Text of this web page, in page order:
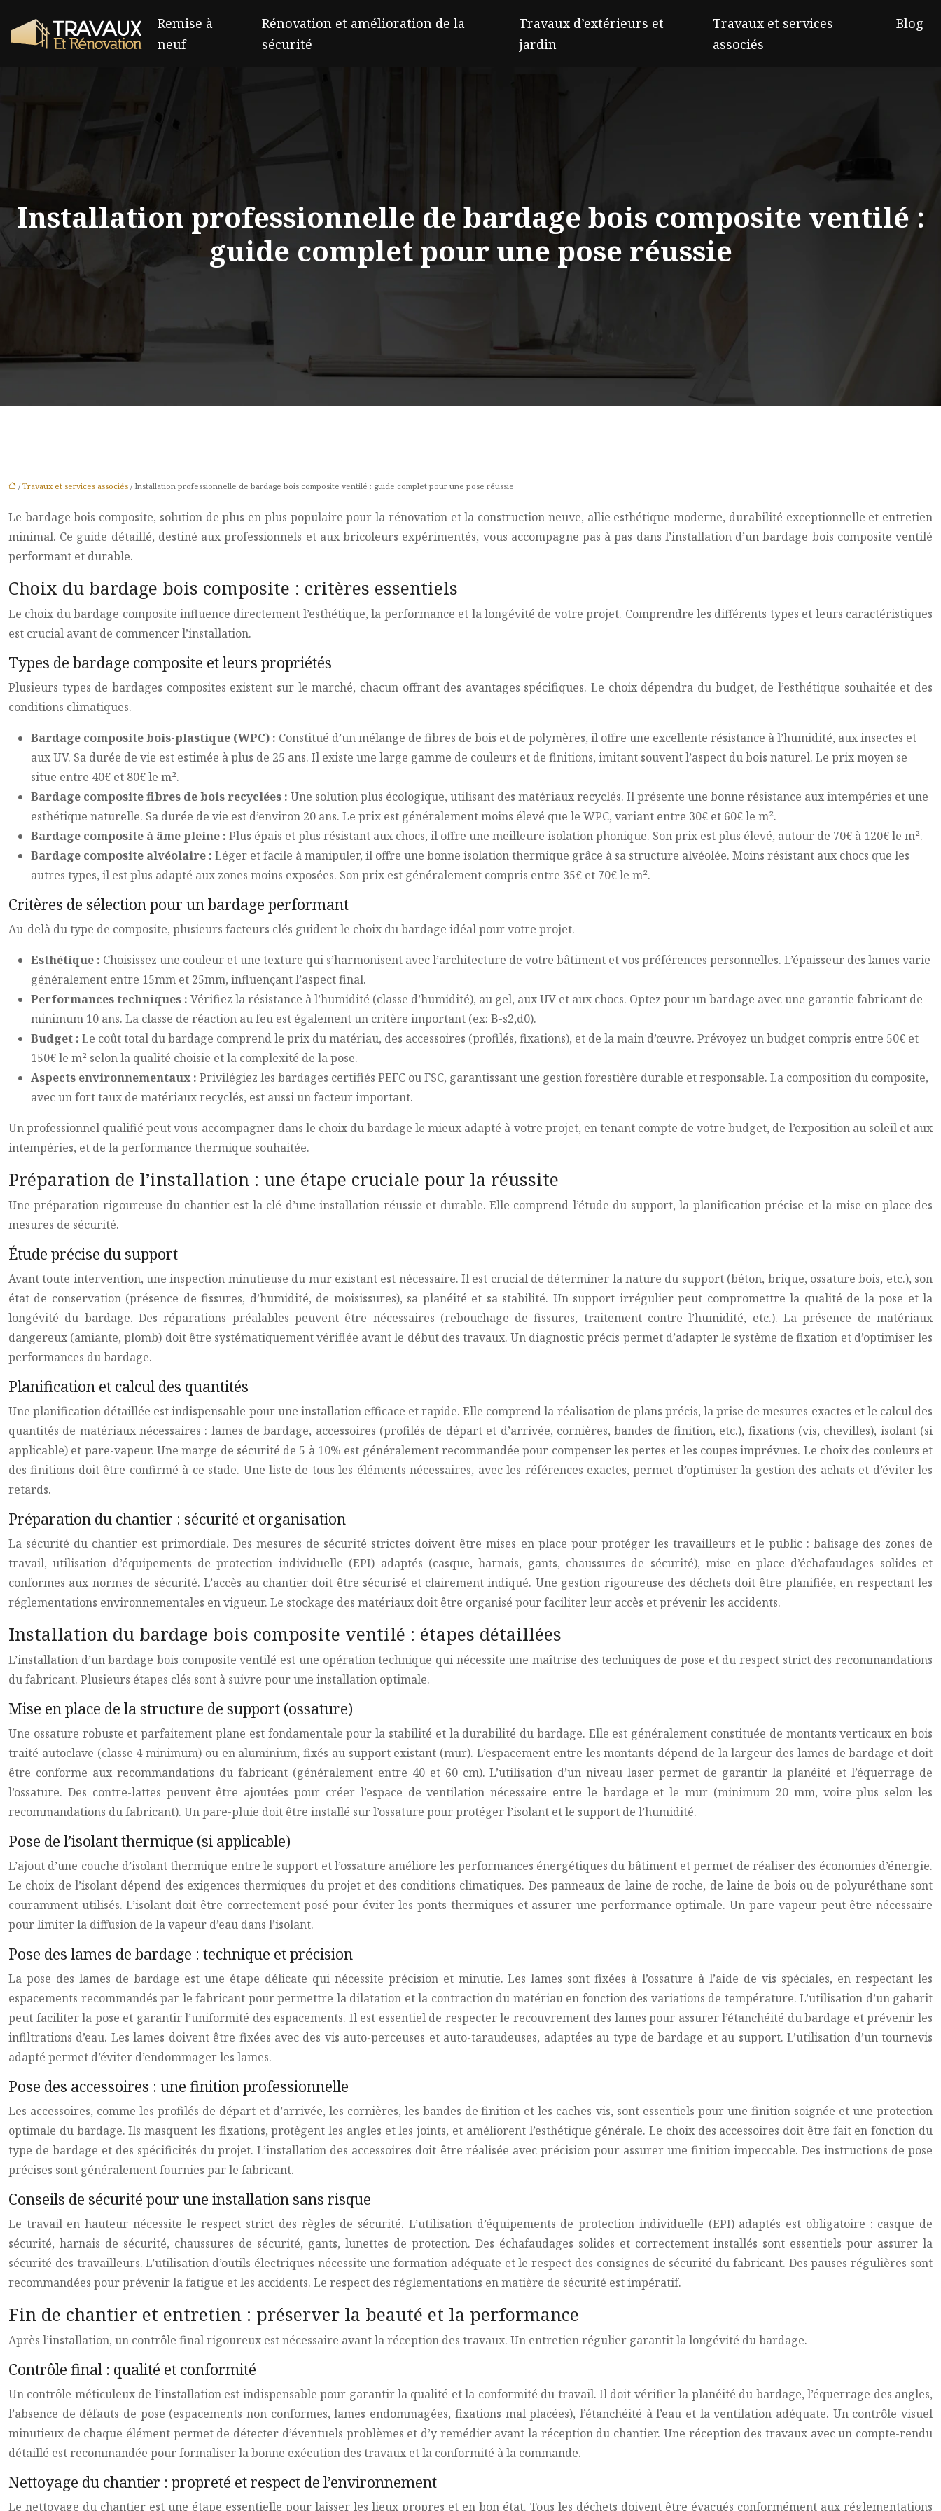
Remise à
neuf
Rénovation et amélioration de la
sécurité
Travaux d’extérieurs et
jardin
Travaux et services
associés
Blog
Installation professionnelle de bardage bois composite ventilé :
guide complet pour une pose réussie
/ Travaux et services associés / Installation professionnelle de bardage bois composite ventilé : guide complet pour une pose réussie
Le bardage bois composite, solution de plus en plus populaire pour la rénovation et la construction neuve, allie esthétique moderne, durabilité exceptionnelle et entretien
minimal. Ce guide détaillé, destiné aux professionnels et aux bricoleurs expérimentés, vous accompagne pas à pas dans l’installation d’un bardage bois composite ventilé
performant et durable.
Choix du bardage bois composite : critères essentiels
Le choix du bardage composite influence directement l’esthétique, la performance et la longévité de votre projet. Comprendre les différents types et leurs caractéristiques
est crucial avant de commencer l’installation.
Types de bardage composite et leurs propriétés
Plusieurs types de bardages composites existent sur le marché, chacun offrant des avantages spécifiques. Le choix dépendra du budget, de l’esthétique souhaitée et des
conditions climatiques.
Bardage composite bois-plastique (WPC) : Constitué d’un mélange de fibres de bois et de polymères, il offre une excellente résistance à l’humidité, aux insectes et
aux UV. Sa durée de vie est estimée à plus de 25 ans. Il existe une large gamme de couleurs et de finitions, imitant souvent l’aspect du bois naturel. Le prix moyen se
situe entre 40€ et 80€ le m².
Bardage composite fibres de bois recyclées : Une solution plus écologique, utilisant des matériaux recyclés. Il présente une bonne résistance aux intempéries et une
esthétique naturelle. Sa durée de vie est d’environ 20 ans. Le prix est généralement moins élevé que le WPC, variant entre 30€ et 60€ le m².
Bardage composite à âme pleine : Plus épais et plus résistant aux chocs, il offre une meilleure isolation phonique. Son prix est plus élevé, autour de 70€ à 120€ le m².
Bardage composite alvéolaire : Léger et facile à manipuler, il offre une bonne isolation thermique grâce à sa structure alvéolée. Moins résistant aux chocs que les
autres types, il est plus adapté aux zones moins exposées. Son prix est généralement compris entre 35€ et 70€ le m².
Critères de sélection pour un bardage performant
Au-delà du type de composite, plusieurs facteurs clés guident le choix du bardage idéal pour votre projet.
Esthétique : Choisissez une couleur et une texture qui s’harmonisent avec l’architecture de votre bâtiment et vos préférences personnelles. L’épaisseur des lames varie
généralement entre 15mm et 25mm, influençant l’aspect final.
Performances techniques : Vérifiez la résistance à l’humidité (classe d’humidité), au gel, aux UV et aux chocs. Optez pour un bardage avec une garantie fabricant de
minimum 10 ans. La classe de réaction au feu est également un critère important (ex: B-s2,d0).
Budget : Le coût total du bardage comprend le prix du matériau, des accessoires (profilés, fixations), et de la main d’œuvre. Prévoyez un budget compris entre 50€ et
150€ le m² selon la qualité choisie et la complexité de la pose.
Aspects environnementaux : Privilégiez les bardages certifiés PEFC ou FSC, garantissant une gestion forestière durable et responsable. La composition du composite,
avec un fort taux de matériaux recyclés, est aussi un facteur important.
Un professionnel qualifié peut vous accompagner dans le choix du bardage le mieux adapté à votre projet, en tenant compte de votre budget, de l’exposition au soleil et aux
intempéries, et de la performance thermique souhaitée.
Préparation de l’installation : une étape cruciale pour la réussite
Une préparation rigoureuse du chantier est la clé d’une installation réussie et durable. Elle comprend l’étude du support, la planification précise et la mise en place des
mesures de sécurité.
Étude précise du support
Avant toute intervention, une inspection minutieuse du mur existant est nécessaire. Il est crucial de déterminer la nature du support (béton, brique, ossature bois, etc.), son
état de conservation (présence de fissures, d’humidité, de moisissures), sa planéité et sa stabilité. Un support irrégulier peut compromettre la qualité de la pose et la
longévité du bardage. Des réparations préalables peuvent être nécessaires (rebouchage de fissures, traitement contre l’humidité, etc.). La présence de matériaux
dangereux (amiante, plomb) doit être systématiquement vérifiée avant le début des travaux. Un diagnostic précis permet d’adapter le système de fixation et d’optimiser les
performances du bardage.
Planification et calcul des quantités
Une planification détaillée est indispensable pour une installation efficace et rapide. Elle comprend la réalisation de plans précis, la prise de mesures exactes et le calcul des
quantités de matériaux nécessaires : lames de bardage, accessoires (profilés de départ et d’arrivée, cornières, bandes de finition, etc.), fixations (vis, chevilles), isolant (si
applicable) et pare-vapeur. Une marge de sécurité de 5 à 10% est généralement recommandée pour compenser les pertes et les coupes imprévues. Le choix des couleurs et
des finitions doit être confirmé à ce stade. Une liste de tous les éléments nécessaires, avec les références exactes, permet d’optimiser la gestion des achats et d’éviter les
retards.
Préparation du chantier : sécurité et organisation
La sécurité du chantier est primordiale. Des mesures de sécurité strictes doivent être mises en place pour protéger les travailleurs et le public : balisage des zones de
travail, utilisation d’équipements de protection individuelle (EPI) adaptés (casque, harnais, gants, chaussures de sécurité), mise en place d’échafaudages solides et
conformes aux normes de sécurité. L’accès au chantier doit être sécurisé et clairement indiqué. Une gestion rigoureuse des déchets doit être planifiée, en respectant les
réglementations environnementales en vigueur. Le stockage des matériaux doit être organisé pour faciliter leur accès et prévenir les accidents.
Installation du bardage bois composite ventilé : étapes détaillées
L’installation d’un bardage bois composite ventilé est une opération technique qui nécessite une maîtrise des techniques de pose et du respect strict des recommandations
du fabricant. Plusieurs étapes clés sont à suivre pour une installation optimale.
Mise en place de la structure de support (ossature)
Une ossature robuste et parfaitement plane est fondamentale pour la stabilité et la durabilité du bardage. Elle est généralement constituée de montants verticaux en bois
traité autoclave (classe 4 minimum) ou en aluminium, fixés au support existant (mur). L’espacement entre les montants dépend de la largeur des lames de bardage et doit
être conforme aux recommandations du fabricant (généralement entre 40 et 60 cm). L’utilisation d’un niveau laser permet de garantir la planéité et l’équerrage de
l’ossature. Des contre-lattes peuvent être ajoutées pour créer l’espace de ventilation nécessaire entre le bardage et le mur (minimum 20 mm, voire plus selon les
recommandations du fabricant). Un pare-pluie doit être installé sur l’ossature pour protéger l’isolant et le support de l’humidité.
Pose de l’isolant thermique (si applicable)
L’ajout d’une couche d’isolant thermique entre le support et l’ossature améliore les performances énergétiques du bâtiment et permet de réaliser des économies d’énergie.
Le choix de l’isolant dépend des exigences thermiques du projet et des conditions climatiques. Des panneaux de laine de roche, de laine de bois ou de polyuréthane sont
couramment utilisés. L’isolant doit être correctement posé pour éviter les ponts thermiques et assurer une performance optimale. Un pare-vapeur peut être nécessaire
pour limiter la diffusion de la vapeur d’eau dans l’isolant.
Pose des lames de bardage : technique et précision
La pose des lames de bardage est une étape délicate qui nécessite précision et minutie. Les lames sont fixées à l’ossature à l’aide de vis spéciales, en respectant les
espacements recommandés par le fabricant pour permettre la dilatation et la contraction du matériau en fonction des variations de température. L’utilisation d’un gabarit
peut faciliter la pose et garantir l’uniformité des espacements. Il est essentiel de respecter le recouvrement des lames pour assurer l’étanchéité du bardage et prévenir les
infiltrations d’eau. Les lames doivent être fixées avec des vis auto-perceuses et auto-taraudeuses, adaptées au type de bardage et au support. L’utilisation d’un tournevis
adapté permet d’éviter d’endommager les lames.
Pose des accessoires : une finition professionnelle
Les accessoires, comme les profilés de départ et d’arrivée, les cornières, les bandes de finition et les caches-vis, sont essentiels pour une finition soignée et une protection
optimale du bardage. Ils masquent les fixations, protègent les angles et les joints, et améliorent l’esthétique générale. Le choix des accessoires doit être fait en fonction du
type de bardage et des spécificités du projet. L’installation des accessoires doit être réalisée avec précision pour assurer une finition impeccable. Des instructions de pose
précises sont généralement fournies par le fabricant.
Conseils de sécurité pour une installation sans risque
Le travail en hauteur nécessite le respect strict des règles de sécurité. L’utilisation d’équipements de protection individuelle (EPI) adaptés est obligatoire : casque de
sécurité, harnais de sécurité, chaussures de sécurité, gants, lunettes de protection. Des échafaudages solides et correctement installés sont essentiels pour assurer la
sécurité des travailleurs. L’utilisation d’outils électriques nécessite une formation adéquate et le respect des consignes de sécurité du fabricant. Des pauses régulières sont
recommandées pour prévenir la fatigue et les accidents. Le respect des réglementations en matière de sécurité est impératif.
Fin de chantier et entretien : préserver la beauté et la performance
Après l’installation, un contrôle final rigoureux est nécessaire avant la réception des travaux. Un entretien régulier garantit la longévité du bardage.
Contrôle final : qualité et conformité
Un contrôle méticuleux de l’installation est indispensable pour garantir la qualité et la conformité du travail. Il doit vérifier la planéité du bardage, l’équerrage des angles,
l’absence de défauts de pose (espacements non conformes, lames endommagées, fixations mal placées), l’étanchéité à l’eau et la ventilation adéquate. Un contrôle visuel
minutieux de chaque élément permet de détecter d’éventuels problèmes et d’y remédier avant la réception du chantier. Une réception des travaux avec un compte-rendu
détaillé est recommandée pour formaliser la bonne exécution des travaux et la conformité à la commande.
Nettoyage du chantier : propreté et respect de l’environnement
Le nettoyage du chantier est une étape essentielle pour laisser les lieux propres et en bon état. Tous les déchets doivent être évacués conformément aux réglementations